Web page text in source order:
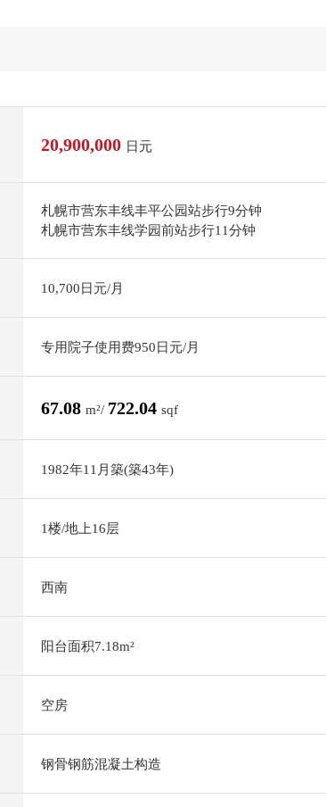
20,900,000 日元
札幌市营东丰线丰平公园站步行9分钟
札幌市营东丰线学园前站步行11分钟
10,700日元/月
专用院子使用费950日元/月
67.08 m²/ 722.04 sqf
1982年11月築(築43年)
1楼/地上16层
西南
阳台面积7.18m²
空房
钢骨钢筋混凝土构造